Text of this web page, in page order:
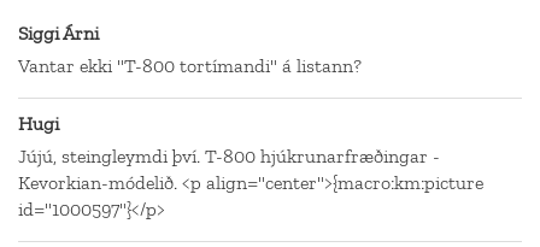
Siggi Árni
Vantar ekki "T-800 tortímandi" á listann?
Hugi
Jújú, steingleymdi því. T-800 hjúkrunarfræðingar -
Kevorkian-módelið. <p align="center">{macro:km:picture
id="1000597"}</p>